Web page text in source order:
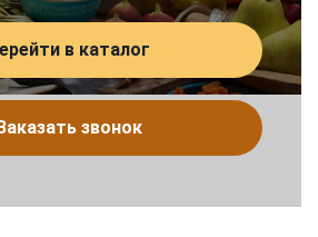
в каталог
звонок